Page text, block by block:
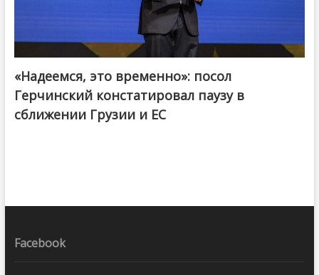
«Надеемся, это временно»: посол
Герчинский констатировал паузу в
сближении Грузии и ЕС
Facebook